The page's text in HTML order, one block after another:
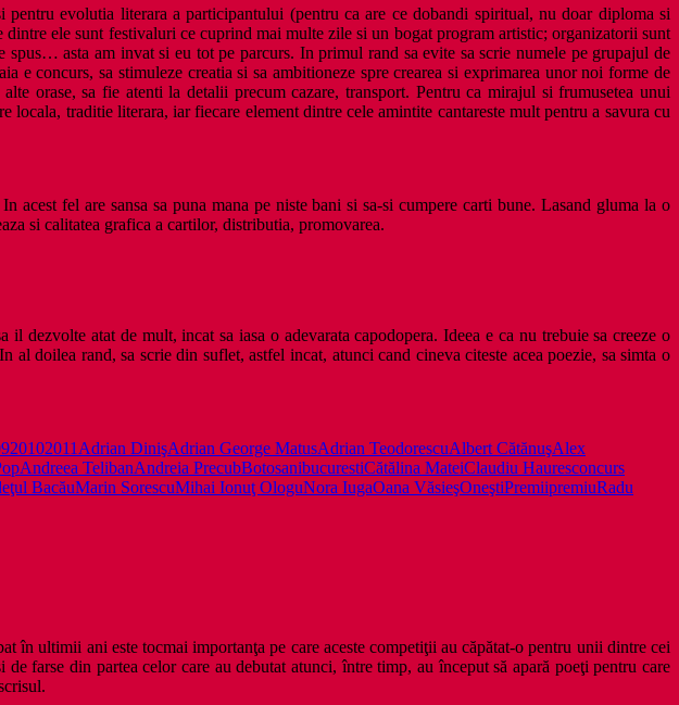
evolutia literara a participantului (pentru ca are ce dobandi spiritual, nu doar diploma si
ele sunt festivaluri ce cuprind mai multe zile si un bogat program artistic; organizatorii sunt
asta am invat si eu tot pe parcurs. In primul rand sa evite sa scrie numele pe grupajul de
concurs, sa stimuleze creatia si sa ambitioneze spre crearea si exprimarea unor noi forme de
orase, sa fie atenti la detalii precum cazare, transport. Pentru ca mirajul si frumusetea unui
traditie literara, iar fiecare element dintre cele amintite cantareste mult pentru a savura cu
fel are sansa sa puna mana pe niste bani si sa-si cumpere carti bune. Lasand gluma la o
si calitatea grafica a cartilor, distributia, promovarea.
dezvolte atat de mult, incat sa iasa o adevarata capodopera. Ideea e ca nu trebuie sa creeze o
doilea rand, sa scrie din suflet, astfel incat, atunci cand cineva citeste acea poezie, sa simta o
20102011 Adrian DinişAdrian George MatusAdrian TeodorescuAlbert CătănuşAlex
Andreea TelibanAndreia PrecubBotosanibucurestiCătălina MateiClaudiu Hauresconcurs
BacăuMarin SorescuMihai Ionuţ OloguNora IugaOana VăsieşOneştiPremiipremiuRadu
în ultimii ani este tocmai importanţa pe care aceste competiţii au căpătat-o pentru unii dintre cei
farse din partea celor care au debutat atunci, între timp, au început să apară poeţi pentru care